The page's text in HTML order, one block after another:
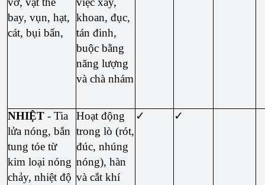
bay, vụn, hạt,
cát, bụi bẩn,
khoan, đục,
tán đinh,
buộc bằng
năng lượng
và chà nhám
NHIỆT - Tia
lửa nóng, bắn
tung tóe từ
kim loại nóng
chảy, nhiệt độ
Hoạt động
trong lò (rót,
đúc, nhúng
nóng), hàn
và cắt khí
✓ ✓